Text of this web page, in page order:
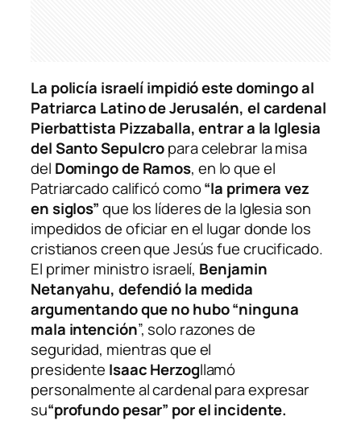
La policía israelí impidió este domingo al
Patriarca Latino de Jerusalén, el cardenal
Pierbattista Pizzaballa, entrar a la Iglesia
del Santo Sepulcropara celebrar la misa
del Domingo de Ramos, en lo que el
Patriarcado calificó como“la primera vez
en siglos”que los líderes de la Iglesia son
impedidos de oficiar en el lugar donde los
cristianos creen que Jesús fue crucificado.
El primer ministro israelí, Benjamin
Netanyahu, defendió la medida
argumentando que no hubo “ninguna
mala intención”, solo razones de
seguridad, mientras que el
presidente Isaac Herzogllamó
personalmente al cardenal para expresar
su“profundo pesar” por el incidente.